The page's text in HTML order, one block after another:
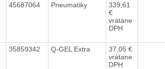
45687064 Pneumatiky
339,61
€
vrátane
DPH
35859342 Q-GEL Extra
37,05 €
vrátane
DPH